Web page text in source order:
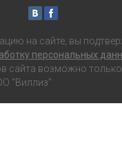
на сайте, вы
персональных
сайта возможно
"Виллиз"